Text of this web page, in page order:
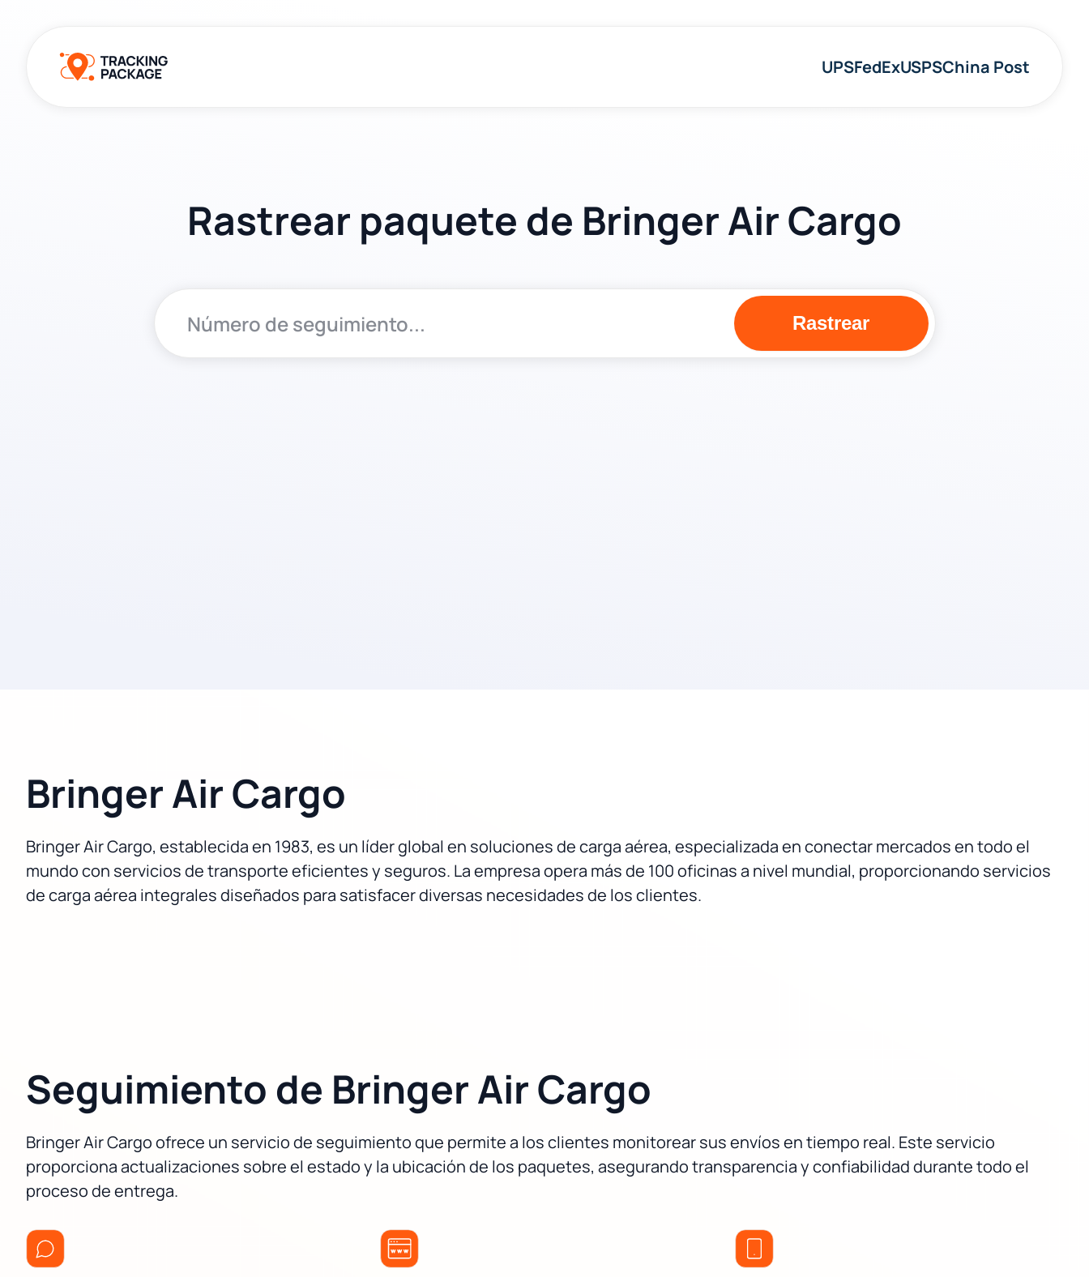
UPSFedExUSPSChina Post
Rastrear paquete de Bringer Air Cargo
Rastrear
Bringer Air Cargo
Bringer Air Cargo, establecida en 1983, es un líder global en soluciones de carga aérea, especializada en conectar mercados en todo el
mundo con servicios de transporte eficientes y seguros. La empresa opera más de 100 oficinas a nivel mundial, proporcionando servicios
de carga aérea integrales diseñados para satisfacer diversas necesidades de los clientes.
Seguimiento de Bringer Air Cargo
Bringer Air Cargo ofrece un servicio de seguimiento que permite a los clientes monitorear sus envíos en tiempo real. Este servicio
proporciona actualizaciones sobre el estado y la ubicación de los paquetes, asegurando transparencia y confiabilidad durante todo el
proceso de entrega.